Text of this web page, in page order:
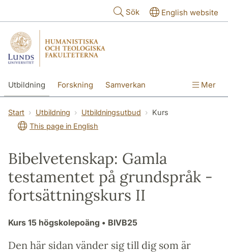
Sök English website
Utbildning Forskning Samverkan Mer
Start Utbildning Utbildningsutbud
Kurs
This page in English
Bibelvetenskap: Gamla
testamentet på grundspråk -
fortsättningskurs II
Kurs 15 högskolepoäng • BIVB25
Den här sidan vänder sig till dig som är